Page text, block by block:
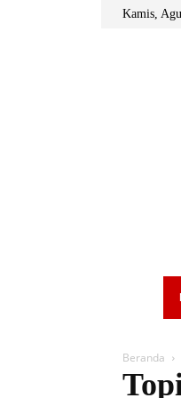
Kamis,
Beranda